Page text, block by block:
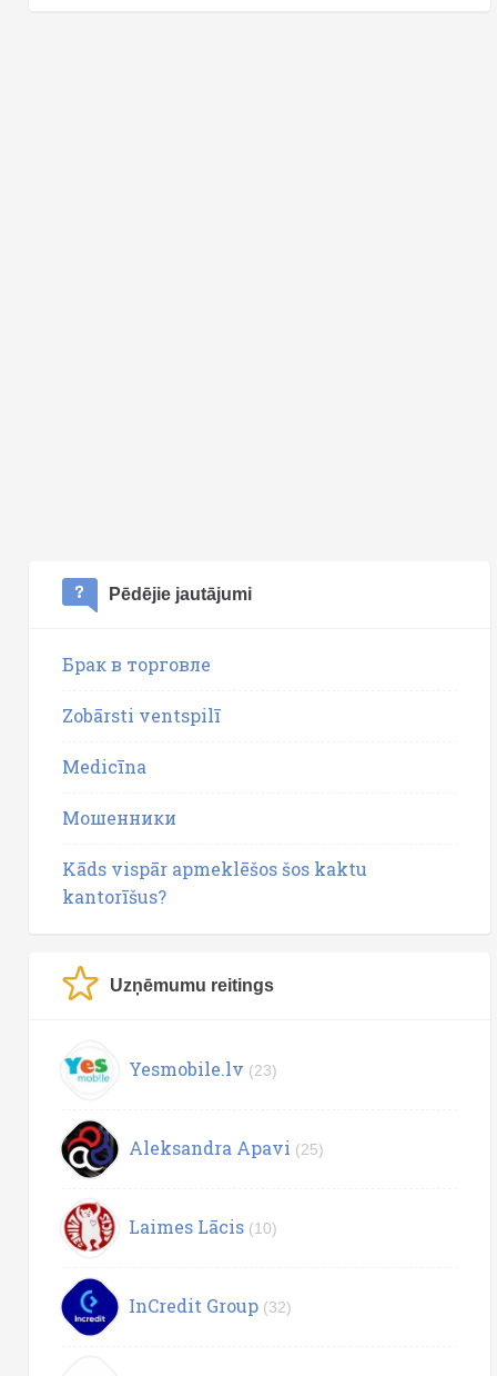
Pēdējie jautājumi
Брак в торговле
Zobārsti ventspilī
Medicīna
Мошенники
Kāds vispār apmeklēšos šos kaktu
kantorīšus?
Uzņēmumu reitings
Yesmobile.lv (23)
Aleksandra Apavi (25)
Laimes Lācis (10)
InCredit Group (32)